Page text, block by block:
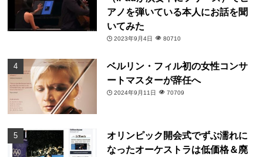
アノを弾いている本人にお話を聞
いてみた
2023年9月4日 80710
ベルリン・フィル初の女性コンサ
ートマスターが辞任へ
2024年9月11日 70709
オリンピック開会式でずぶ濡れに
なったオーケストラは低価格＆廃